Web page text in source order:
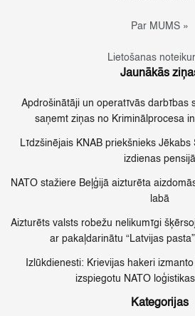
Par MUMS »
Lietošanas
Jaunākās
Apdrošinātāji un operatīvās darbības
saņemt ziņas no Kriminālprocesa
Līdzšinējais KNAB priekšnieks
izdienas pensijā
NATO stažiere Beļģijā aizturēta
labā
Aizturēts valsts robežu nelikumīgi
ar pakaļdarinātu “Latvijas
Izlūkdienesti: Krievijas hakeri
izspiegotu NATO
Kategorijas